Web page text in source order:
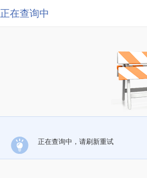
正在查询中
正在查询中，请刷新重试